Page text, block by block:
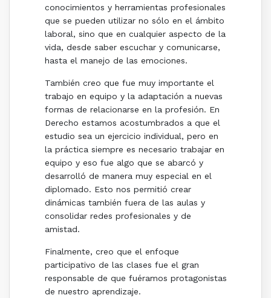
conocimientos y herramientas profesionales
que se pueden utilizar no sólo en el ámbito
laboral, sino que en cualquier aspecto de la
vida, desde saber escuchar y comunicarse,
hasta el manejo de las emociones.
También creo que fue muy importante el
trabajo en equipo y la adaptación a nuevas
formas de relacionarse en la profesión. En
Derecho estamos acostumbrados a que el
estudio sea un ejercicio individual, pero en
la práctica siempre es necesario trabajar en
equipo y eso fue algo que se abarcó y
desarrolló de manera muy especial en el
diplomado. Esto nos permitió crear
dinámicas también fuera de las aulas y
consolidar redes profesionales y de
amistad.
Finalmente, creo que el enfoque
participativo de las clases fue el gran
responsable de que fuéramos protagonistas
de nuestro aprendizaje.